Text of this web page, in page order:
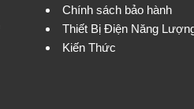
Chính sách bảo hành
Thiết Bị Điện Năng
Kiến Thức